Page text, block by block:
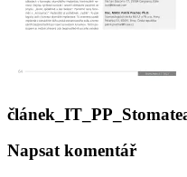
Napsat komentář